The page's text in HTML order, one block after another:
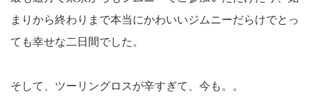
まりから終わりまで本当にかわいいジムニーだらけでとっ
ても幸せな二日間でした。
そして、ツーリングロスが辛すぎて、今も。。